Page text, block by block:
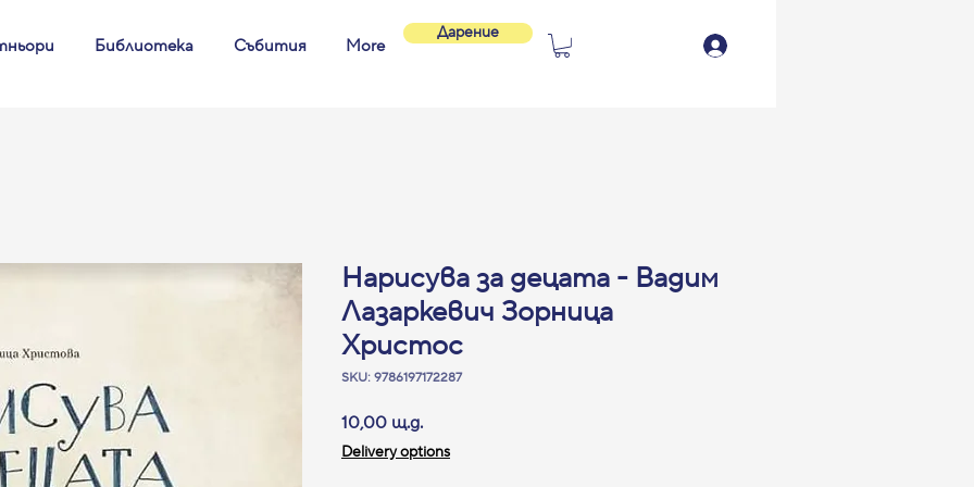
Библиотека Събития More
Дарение
Нарисува за децата - Вадим
Лазаркевич Зорница
Христос
SKU: 9786197172287
10,00 щ.д.Цена
Delivery options